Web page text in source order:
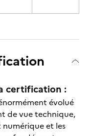
certification :
évolué
de vue technique,
numérique et les